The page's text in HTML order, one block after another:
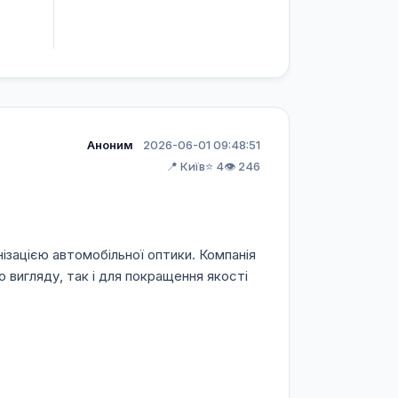
Аноним
2026-06-01 09:48:51
📍 Київ⭐ 4👁️ 246
автомобільної оптики. Компанія
вигляду, так і для покращення якості